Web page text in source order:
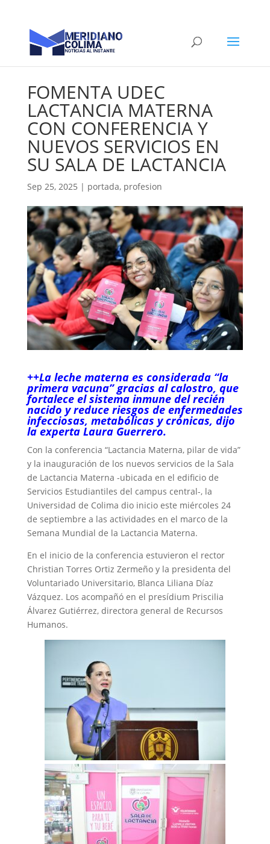
FOMENTA UDEC
LACTANCIA MATERNA
CON CONFERENCIA Y
NUEVOS SERVICIOS EN
SU SALA DE LACTANCIA
Sep 25, 2025 | portada, profesion
++La leche materna es considerada “la
primera vacuna” gracias al calostro, que
fortalece el sistema inmune del recién
nacido y reduce riesgos de enfermedades
infecciosas, metabólicas y crónicas, dijo
la experta Laura Guerrero.
Con la conferencia “Lactancia Materna, pilar de vida”
y la inauguración de los nuevos servicios de la Sala
de Lactancia Materna -ubicada en el edificio de
Servicios Estudiantiles del campus central-, la
Universidad de Colima dio inicio este miércoles 24
de septiembre a las actividades en el marco de la
Semana Mundial de la Lactancia Materna.
En el inicio de la conferencia estuvieron el rector
Christian Torres Ortiz Zermeño y la presidenta del
Voluntariado Universitario, Blanca Liliana Díaz
Vázquez. Los acompañó en el presídium Priscilia
Álvarez Gutiérrez, directora general de Recursos
Humanos.